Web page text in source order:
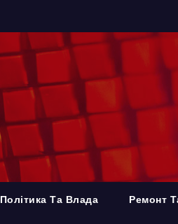
Політика Та Влада Ремонт